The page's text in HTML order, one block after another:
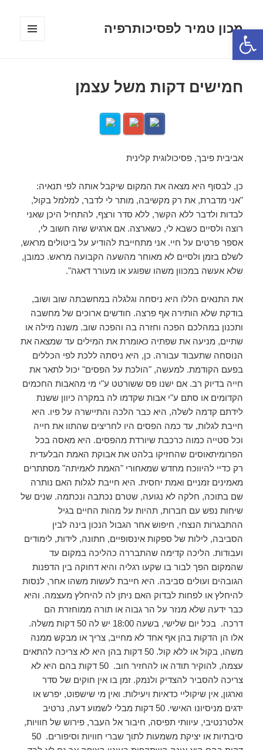
פתח סרגל נגישות
מכון טמיר לפסיכותרפיה
חמישים דקות משל עצמן
אביבית פיבך, פסיכולוגית קלינית
כן, לבסוף היא מצאה את המקום שיקבל אותה לפי תנאיה:
"אני מדברת, את רק מקשיבה, מותר לי לדבר, למלמל בקול,
לבדות ולדבר ללא הקשר, ללא סדר ורצף, להתחיל היכן שאני
רוצה ולסיים כשבא לי, כשארצה. אם ארגיש שזה חשוב לי,
אספר פרטים על חיי. אני מתחייבת להודיע על ביטולים מראש,
לשלם בזמן ולסיים לא מאוחר מהשעה הקבועה מראש. כמובן,
שלא אעשה במכוון משהו שפוגע או מעורר דאגה".
את התנאים הללו היא ניסחה וגלגלה במחשבתה שוב ושוב,
בודקת שלא הותירה אף פרצה. חודשים ארוכים של מחשבה
ותכנון במהלכם הפכה וחזרה בה והפכה שוב. משנה מילה או
שתיים, מניעה את שפתיה כאומרת את המילים עד שמצאה את
הנוסחה שתעבוד עבורה. כן, היא ניסתה ללכת לפי הכללים
בפעם הקודמת. למעשה, "הולכת על הפסים" יכול לתאר את
חייה בדיוק רב. אם ישנו פס ששורטט ע"י מי מהאבות החכמים
הקדומים או סתם ע"י אבות שקדמו לה במקרה כיוון ששנת
לידתם קדמה לשלה, היא כבר הלכה והתיישרה על פיו. היא
חייבת לגלות, עד כמה הפסים היו לחריצים שהתוו את חייה
וכל סטייה כמוה כרכבת שיורדת מהפסים. היא מאסה בכל
הפרומיתאוסים שהחזיקו בלהט את אבוקת האמת הבלעדית
רק כדיי להיווכח מחדש שמאחורי "האמת לאמיתה" מסתתרים
מאמינים זמניים ואמת יחסית. היא חייבת לגלות האם נותרה
שם בתוכה, חלקה לא נגועה, שטרם נכתבה ונכתמה. שנים של
שיחות נפש עם חברות, תהיות על מהות החיים בגיל
ההתבגרות הנצחי, חיפוש אחר הגבול הנכון בינה לבין
הסביבה, לילות של ספקות אינסופיים, חתונה, לידות, לימודים
ועבודות. הליכה קדימה שהתבררה כהליכה במקום עד
שהמקום הפך לבור בו שקעו רגליה והיא דחוקה בין הדפנות
הגובהים ועולים סביבה. היא חייבת לעשות משהו אחר, לנסות
להיחלץ או לפחות לבדוק האם ניתן לה להיחלץ מעצמה. והיא
כבר ידעה שלא מנזר על הר גבוה או תורה ממוחזרת הם
דרכה. בכל יום שלישי, בשעה 18:00 יש לה 50 דקות משלה.
אלו הן הדקות בהן אף אחד לא מחייב, צריך או מבקש ממנה
משהו, בקול או ללא קול. 50 דקות בהן היא לא צריכה להתאים
עצמה, להוקיר תודה או להחזיר חוב. 50 דקות בהם היא לא
צריכה להסביר להצדיק ולנמק. זמן בו אין חוקים של סדר
וארגון, אין שיקוליי כדאיות ויעילות. ואין מי שישפוט, יפרש או
ידגים מניסיונו האישי. 50 דקות מבלי לשמוע דעה, נרטיב
אלטרנטיבי, עיוותי תפיסה, חיבור אל העבר, פירוש של חוויות,
סיבתיות או יציקת משמעות לתוך שברי חוויות וסיפורים. 50